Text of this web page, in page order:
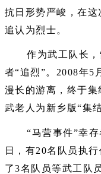
抗日形势严峻，在这
追认为烈士。
作为武工队长
者“追烈”。2008年5
漫长的游离，终于
武老人为新乡版“集
“马营事件”幸
日，有20名队员执
了3名队员等武工队